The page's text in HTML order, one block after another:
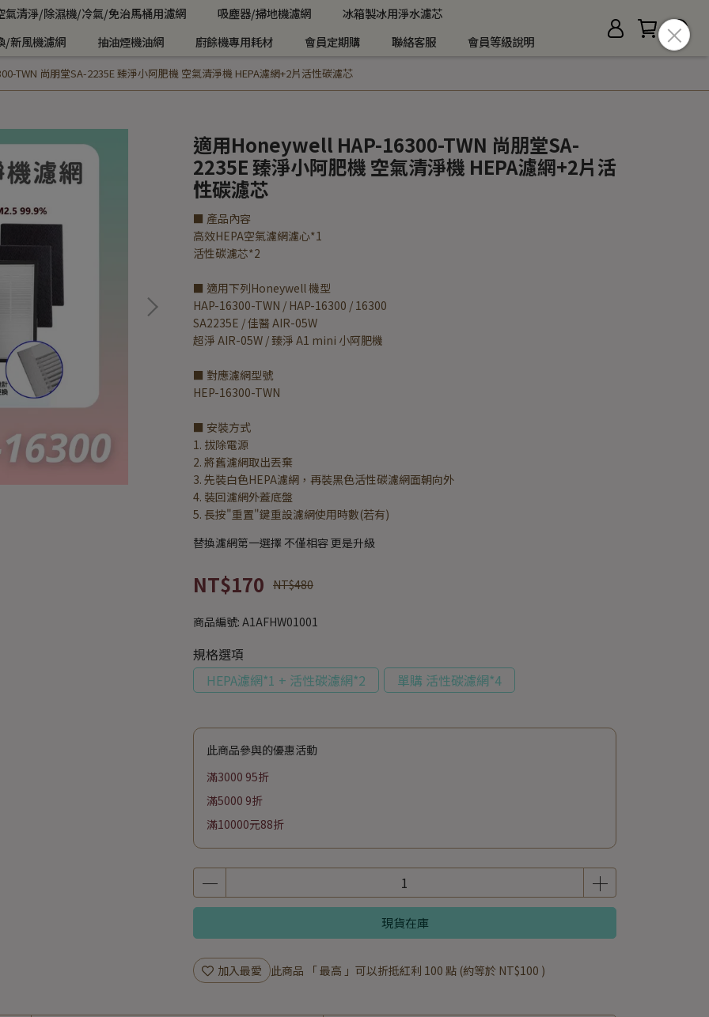
氣清淨/除濕機/冷氣/免治馬桶用濾網 吸塵器/掃地機濾網
冰箱製冰用淨水濾芯
/新風機濾網
抽油煙機油網 廚餘機專用耗材 會員定期購 聯絡客服 會員等級說明
TWN 尚朋堂SA-2235E 臻淨小阿肥機 空氣清淨機 HEPA濾網+2片活性碳濾芯
適用Honeywell HAP-16300-TWN 尚朋堂SA-
2235E 臻淨小阿肥機 空氣清淨機 HEPA濾網+2片活
性碳濾芯
■ 產品內容
高效HEPA空氣濾網濾心*1
活性碳濾芯*2
■ 適用下列Honeywell 機型
HAP-16300-TWN / HAP-16300 / 16300
SA2235E / 佳醫 AIR-05W
超淨 AIR-05W / 臻淨 A1 mini 小阿肥機
■ 對應濾網型號
HEP-16300-TWN
■ 安裝方式
1. 拔除電源
2. 將舊濾網取出丟棄
3. 先裝白色HEPA濾網，再裝黑色活性碳濾網面朝向外
4. 裝回濾網外蓋底盤
5. 長按"重置"鍵重設濾網使用時數(若有)
替換濾網第一選擇 不僅相容 更是升級
NT$170 NT$480
商品編號: A1AFHW01001
規格選項
HEPA濾網*1 + 活性碳濾網*2
單購 活性碳濾網*4
此商品參與的優惠活動
滿3000 95折
滿5000 9折
滿10000元88折
現貨在庫
加入最愛 此商品 「 最高 」可以折抵紅利 100 點 (約等於 NT$100 )